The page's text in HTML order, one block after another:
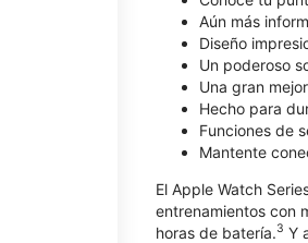
Aún más
Diseño
Un poderoso
Una gran
Hecho para
Funciones de
Mantente
El Apple Watch
entrenamientos con
horas de batería.3 Y